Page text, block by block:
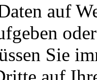
auf
Sie